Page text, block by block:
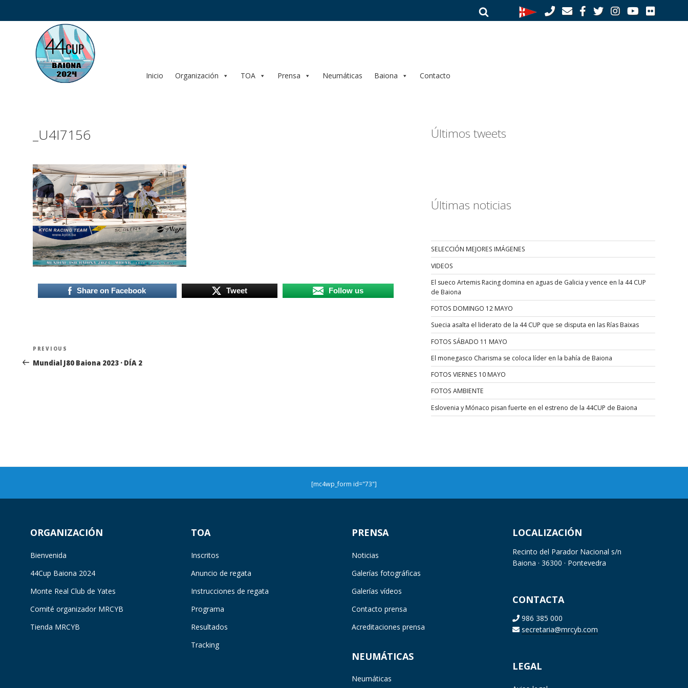
por:
Inicio Organización TOA Prensa Neumáticas Baiona Contacto
_U4I7156
Share on Facebook Tweet Follow us
Navegación
de
Previous
Post
PREVIOUS
Mundial J80 Baiona 2023 · DÍA 2
Últimos tweets
Últimas noticias
SELECCIÓN MEJORES IMÁGENES
VIDEOS
El sueco Artemis Racing domina en aguas de Galicia y vence en la 44 CUP
de Baiona
FOTOS DOMINGO 12 MAYO
Suecia asalta el liderato de la 44 CUP que se disputa en las Rías Baixas
FOTOS SÁBADO 11 MAYO
El monegasco Charisma se coloca líder en la bahía de Baiona
FOTOS VIERNES 10 MAYO
FOTOS AMBIENTE
Eslovenia y Mónaco pisan fuerte en el estreno de la 44CUP de Baiona
[mc4wp_form id="73"]
ORGANIZACIÓN
Bienvenida
44Cup Baiona 2024
Monte Real Club de Yates
Comité organizador MRCYB
Tienda MRCYB
TOA
Inscritos
Anuncio de regata
Instrucciones de regata
Programa
Resultados
Tracking
PRENSA
Noticias
Galerías fotográficas
Galerías vídeos
Contacto prensa
Acreditaciones prensa
NEUMÁTICAS
Neumáticas
LOCALIZACIÓN
Recinto del Parador Nacional s/n
Baiona · 36300 · Pontevedra
CONTACTA
986 385 000
secretaria@mrcyb.com
LEGAL